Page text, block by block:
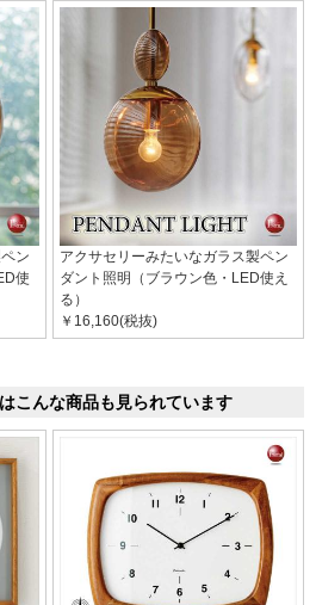
ン
使
アクサセリーみたいなガラス製ペン
ダント照明（ブラウン色・LED使え
る）
￥16,160(税抜)
こんな商品も見られています